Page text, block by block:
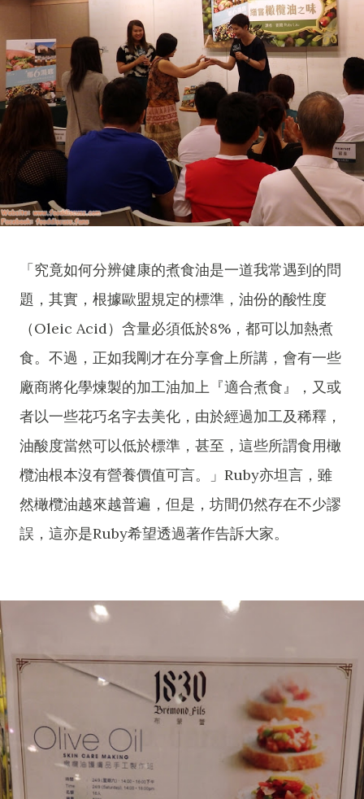
「究竟如何分辨健康的煮食油是一道我常遇到的問
題，其實，根據歐盟規定的標準，油份的酸性度
（Oleic Acid）含量必須低於8%，都可以加熱煮
食。不過，正如我剛才在分享會上所講，會有一些
廠商將化學煉製的加工油加上『適合煮食』，又或
者以一些花巧名字去美化，由於經過加工及稀釋，
油酸度當然可以低於標準，甚至，這些所謂食用橄
欖油根本沒有營養價值可言。」Ruby亦坦言，雖
然橄欖油越來越普遍，但是，坊間仍然存在不少謬
誤，這亦是Ruby希望透過著作告訴大家。